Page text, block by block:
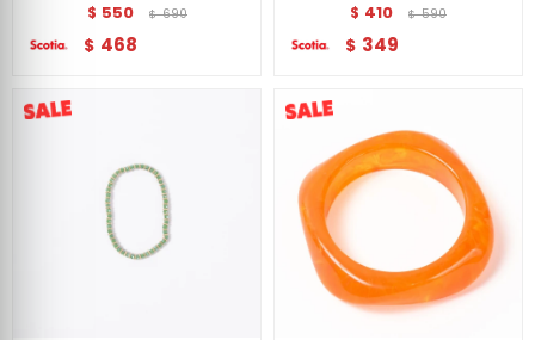
$ 550 $ 690
$ 468
$ 410 $ 590
$ 349